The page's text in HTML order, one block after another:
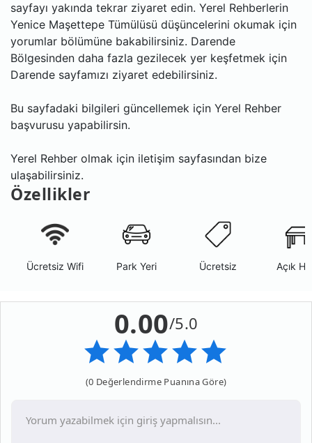
sayfayı yakında tekrar ziyaret edin. Yerel Rehberlerin
Yenice Maşettepe Tümülüsü düşüncelerini okumak için
yorumlar bölümüne bakabilirsiniz. Darende
Bölgesinden daha fazla gezilecek yer keşfetmek için
Darende sayfamızı ziyaret edebilirsiniz.
Bu sayfadaki bilgileri güncellemek için Yerel Rehber
başvurusu yapabilirsin.
Yerel Rehber olmak için iletişim sayfasından bize
ulaşabilirsiniz.
Özellikler
Ücretsiz Wifi Park Yeri Ücretsiz Açık
0.00/5.0
(0 Değerlendirme Puanına Göre)